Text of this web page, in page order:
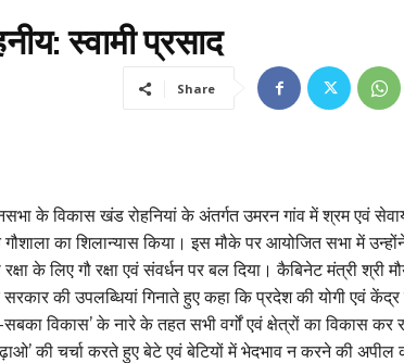
स्वामी प्रसाद
Share
के विकास खंड रोहनियां के अंतर्गत उमरन गांव में श्रम एवं
गौशाला का शिलान्यास किया। इस मौके पर आयोजित सभा में
के लिए गौ रक्षा एवं संवर्धन पर बल दिया। कैबिनेट मंत्री श्री
की उपलब्धियां गिनाते हुए कहा कि प्रदेश की योगी एवं केंद्र
विकास’ के नारे के तहत सभी वर्गों एवं क्षेत्रों का विकास कर
की चर्चा करते हुए बेटे एवं बेटियों में भेदभाव न करने की अपील